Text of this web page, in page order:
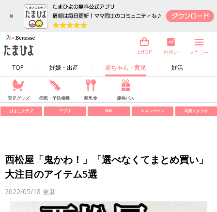
×
TOP 妊娠・出産 赤ちゃん・育児 妊活
SHOP 内祝い メニュー
育児グッズ 病気・予防接種 離乳食 優待パス
ひよこクラブ アプリ SNS キャンペーン 写真スタジオ
西松屋「鬼かわ！」「選べなくてまとめ買い」
大注目のアイテム5選
2022/05/18 更新